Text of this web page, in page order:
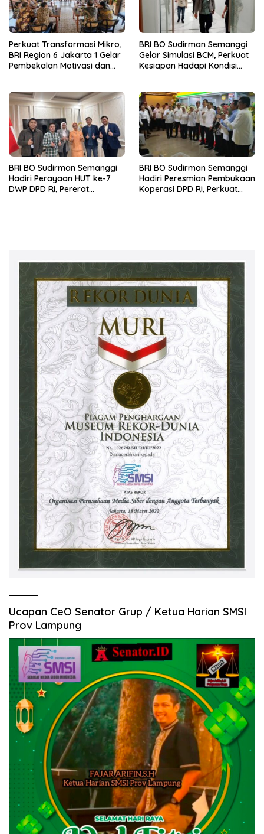
Perkuat Transformasi Mikro,
BRI Region 6 Jakarta 1 Gelar
Pembekalan Motivasi dan
BRI BO Sudirman Semanggi
Gelar Simulasi BCM, Perkuat
Kesiapan Hadapi Kondisi
BRI BO Sudirman Semanggi
Hadiri Perayaan HUT ke-7
DWP DPD RI, Pererat
BRI BO Sudirman Semanggi
Hadiri Peresmian Pembukaan
Koperasi DPD RI, Perkuat
Ucapan CeO Senator Grup / Ketua Harian SMSI
Prov Lampung